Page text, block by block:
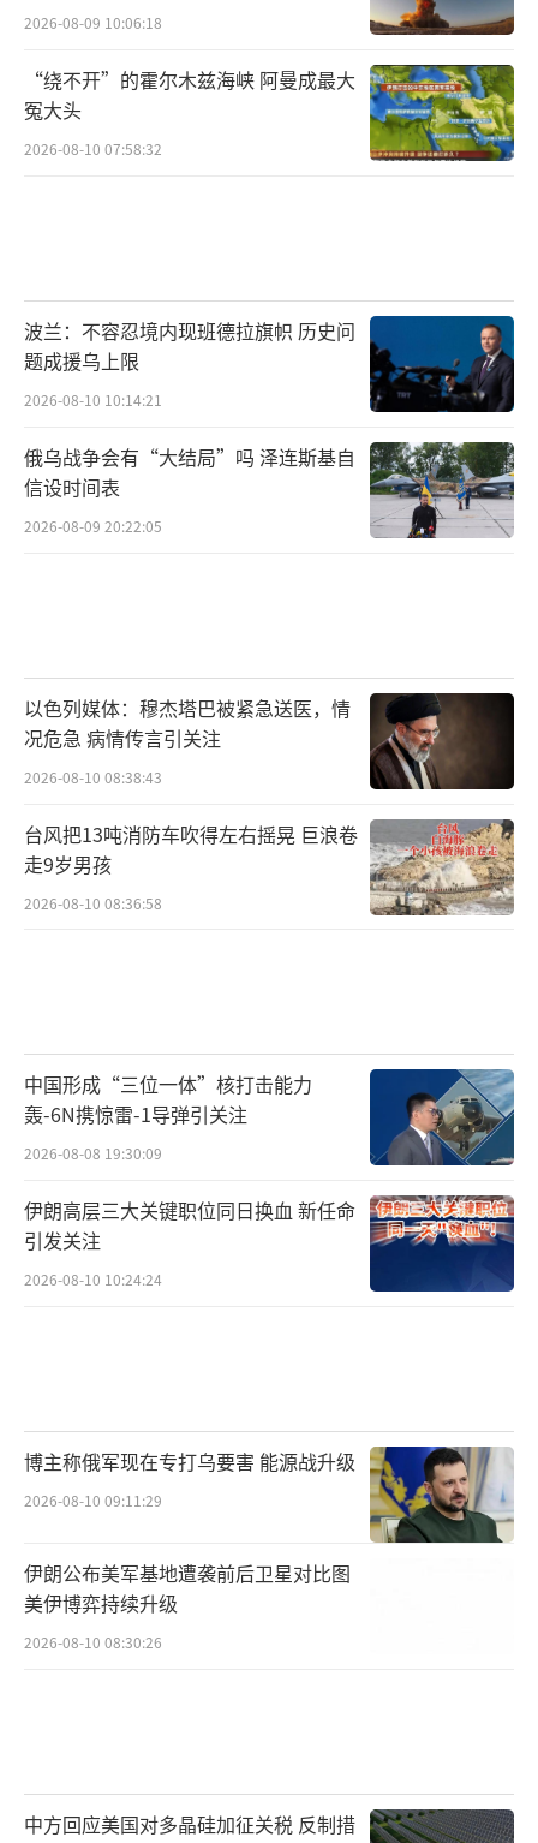
2026-08-09 10:06:18
“绕不开”的霍尔木兹海峡 阿曼成最大
冤大头
2026-08-10 07:58:32
波兰：不容忍境内现班德拉旗帜 历史问
题成援乌上限
2026-08-10 10:14:21
俄乌战争会有“大结局”吗 泽连斯基自
信设时间表
2026-08-09 20:22:05
以色列媒体：穆杰塔巴被紧急送医，情
况危急 病情传言引关注
2026-08-10 08:38:43
台风把13吨消防车吹得左右摇晃 巨浪卷
走9岁男孩
2026-08-10 08:36:58
中国形成“三位一体”核打击能力
轰-6N携惊雷-1导弹引关注
2026-08-08 19:30:09
伊朗高层三大关键职位同日换血 新任命
引发关注
2026-08-10 10:24:24
博主称俄军现在专打乌要害 能源战升级
2026-08-10 09:11:29
伊朗公布美军基地遭袭前后卫星对比图
美伊博弈持续升级
2026-08-10 08:30:26
中方回应美国对多晶硅加征关税 反制措